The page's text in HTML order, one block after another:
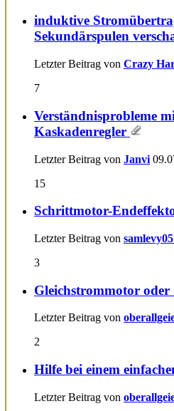
induktive
Sekundärspulen
Letzter Beitrag von Crazy
7
Verständnisprobleme
Kaskadenregler
Letzter Beitrag von Janvi
15
Schrittmotor-
Letzter Beitrag von
3
Gleichstrommotor
Letzter Beitrag von
2
Hilfe bei einem
Letzter Beitrag von